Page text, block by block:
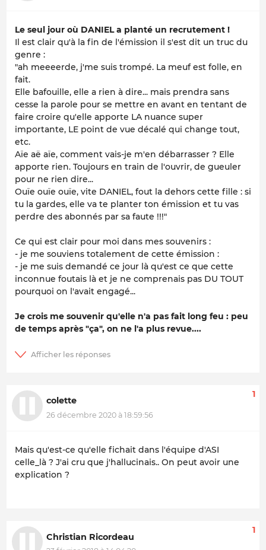
Le seul jour où DANIEL a planté un recrutement !
Il est clair qu'à la fin de l'émission il s'est dit un truc du
genre :
"ah meeeerde, j'me suis trompé. La meuf est folle, en
fait.
Elle bafouille, elle a rien à dire... mais prendra sans
cesse la parole pour se mettre en avant en tentant de
faire croire qu'elle apporte LA nuance super
importante, LE point de vue décalé qui change tout,
etc.
Aïe aë aïe, comment vais-je m'en débarrasser ? Elle
apporte rien. Toujours en train de l'ouvrir, de gueuler
pour ne rien dire...
Ouïe ouïe ouïe, vite DANIEL, fout la dehors cette fille : si
tu la gardes, elle va te planter ton émission et tu vas
perdre des abonnés par sa faute !!!"
Ce qui est clair pour moi dans mes souvenirs :
- je me souviens totalement de cette émission :
- je me suis demandé ce jour là qu'est ce que cette
inconnue foutais là et je ne comprenais pas DU TOUT
pourquoi on l'avait engagé...
Je crois me souvenir qu'elle n'a pas fait long feu : peu
de temps après "ça", on ne l'a plus revue....
colette
26 décembre 2020 à 18:59:56
1
Mais qu'est-ce qu'elle fichait dans l'équipe d'ASI
celle_là ? J'ai cru que j'hallucinais.. On peut avoir une
explication ?
Christian Ricordeau
1